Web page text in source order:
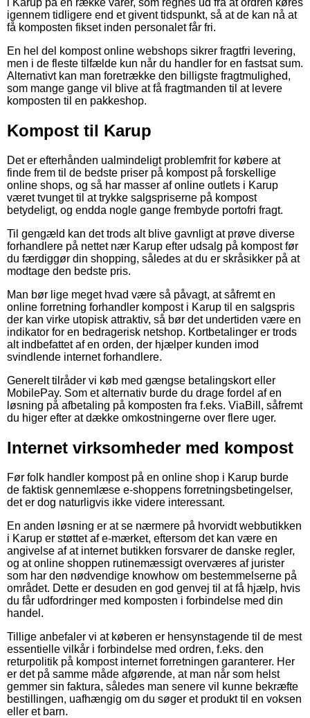
igennem tidligere end et givent tidspunkt, så at de kan nå at
få komposten fikset inden personalet får fri.
En hel del kompost online webshops sikrer fragtfri levering,
men i de fleste tilfælde kun når du handler for en fastsat sum.
Alternativt kan man foretrække den billigste fragtmulighed,
som mange gange vil blive at få fragtmanden til at levere
komposten til en pakkeshop.
Kompost til Karup
Det er efterhånden ualmindeligt problemfrit for købere at
finde frem til de bedste priser på kompost på forskellige
online shops, og så har masser af online outlets i Karup
været tvunget til at trykke salgspriserne på kompost
betydeligt, og endda nogle gange frembyde portofri fragt.
Til gengæld kan det trods alt blive gavnligt at prøve diverse
forhandlere på nettet nær Karup efter udsalg på kompost før
du færdiggør din shopping, således at du er skråsikker på at
modtage den bedste pris.
Man bør lige meget hvad være så påvagt, at såfremt en
online forretning forhandler kompost i Karup til en salgspris
der kan virke utopisk attraktiv, så bør det undertiden være en
indikator for en bedragerisk netshop. Kortbetalinger er trods
alt indbefattet af en orden, der hjælper kunden imod
svindlende internet forhandlere.
Generelt tilråder vi køb med gængse betalingskort eller
MobilePay. Som et alternativ burde du drage fordel af en
løsning på afbetaling på komposten fra f.eks. ViaBill, såfremt
du higer efter at dække omkostningerne over flere uger.
Internet virksomheder med kompost
Før folk handler kompost på en online shop i Karup burde
de faktisk gennemlæse e-shoppens forretningsbetingelser,
det er dog naturligvis ikke videre interessant.
En anden løsning er at se nærmere på hvorvidt webbutikken
i Karup er støttet af e-mærket, eftersom det kan være en
angivelse af at internet butikken forsvarer de danske regler,
og at online shoppen rutinemæssigt overværes af jurister
som har den nødvendige knowhow om bestemmelserne på
området. Dette er desuden en god genvej til at få hjælp, hvis
du får udfordringer med komposten i forbindelse med din
handel.
Tillige anbefaler vi at køberen er hensynstagende til de mest
essentielle vilkår i forbindelse med ordren, f.eks. den
returpolitik på kompost internet forretningen garanterer. Her
er det på samme måde afgørende, at man når som helst
gemmer sin faktura, således man senere vil kunne bekræfte
bestillingen, uafhængig om du søger et produkt til en voksen
eller et barn.